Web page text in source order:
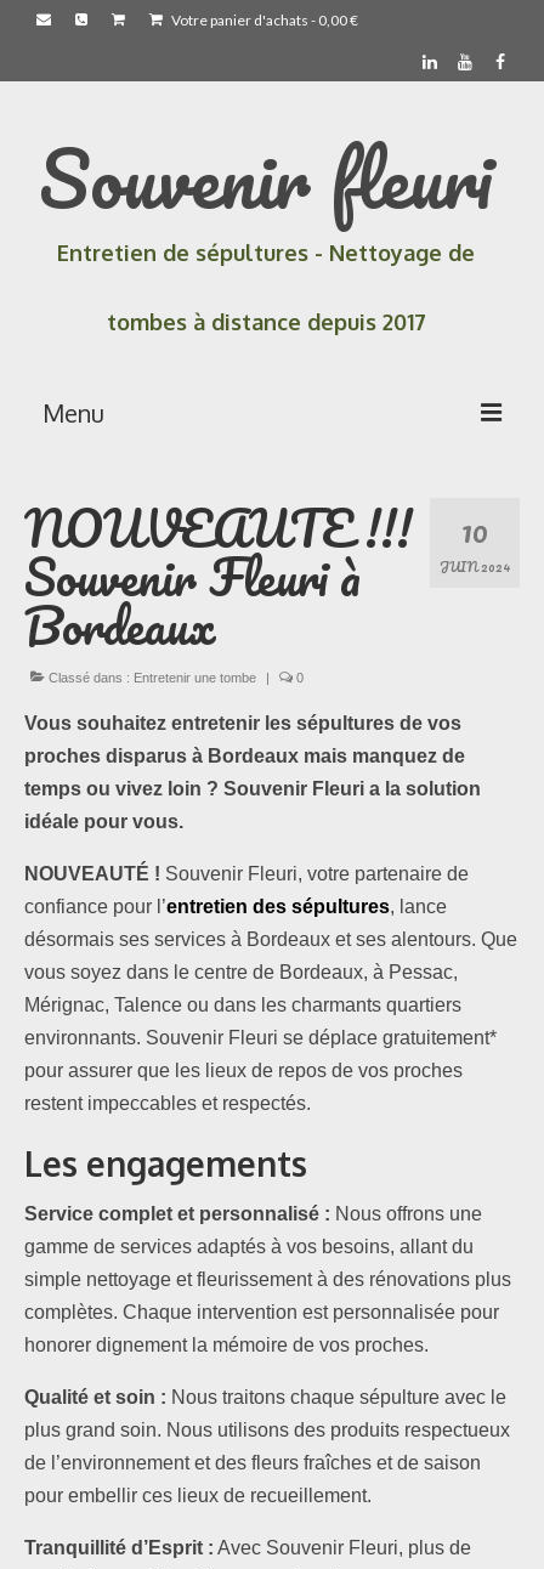
Votre panier d'achats - 0,00€
Souvenir fleuri
Entretien de sépultures - Nettoyage de
tombes à distance depuis 2017
Menu
Les prestations
Les formules
Les newsletters
Les témoignages
Questions / Réponses
Boutique
10
JUIN 2024
NOUVEAUTE !!!
Souvenir Fleuri à
Bordeaux
Classé dans : Entretenir une tombe 0
Vous souhaitez entretenir les sépultures de vos
proches disparus à Bordeaux mais manquez de
temps ou vivez loin ? Souvenir Fleuri a la solution
idéale pour vous.
NOUVEAUTÉ ! Souvenir Fleuri, votre partenaire de
confiance pour l’entretien des sépultures, lance
désormais ses services à Bordeaux et ses alentours. Que
vous soyez dans le centre de Bordeaux, à Pessac,
Mérignac, Talence ou dans les charmants quartiers
environnants. Souvenir Fleuri se déplace gratuitement*
pour assurer que les lieux de repos de vos proches
restent impeccables et respectés.
Les engagements
Service complet et personnalisé : Nous offrons une
gamme de services adaptés à vos besoins, allant du
simple nettoyage et fleurissement à des rénovations plus
complètes. Chaque intervention est personnalisée pour
honorer dignement la mémoire de vos proches.
Qualité et soin : Nous traitons chaque sépulture avec le
plus grand soin. Nous utilisons des produits respectueux
de l’environnement et des fleurs fraîches et de saison
pour embellir ces lieux de recueillement.
Tranquillité d’Esprit : Avec Souvenir Fleuri, plus de